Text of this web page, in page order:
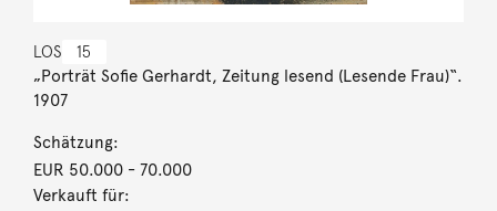
LOS 15
„Porträt Sofie Gerhardt, Zeitung lesend (Lesende Frau)“.
1907
Schätzung:
EUR 50.000- 70.000
Verkauft für: